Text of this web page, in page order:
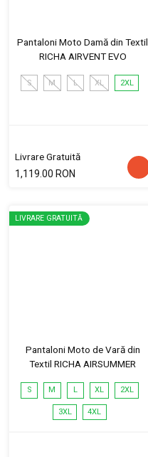
Pantaloni Moto Damă din Textil
RICHA AIRVENT EVO
S M L XL 2XL
Livrare Gratuită
1,119.00 RON
LIVRARE GRATUITĂ
Pantaloni Moto de Vară din
Textil RICHA AIRSUMMER
S M L XL 2XL
3XL 4XL